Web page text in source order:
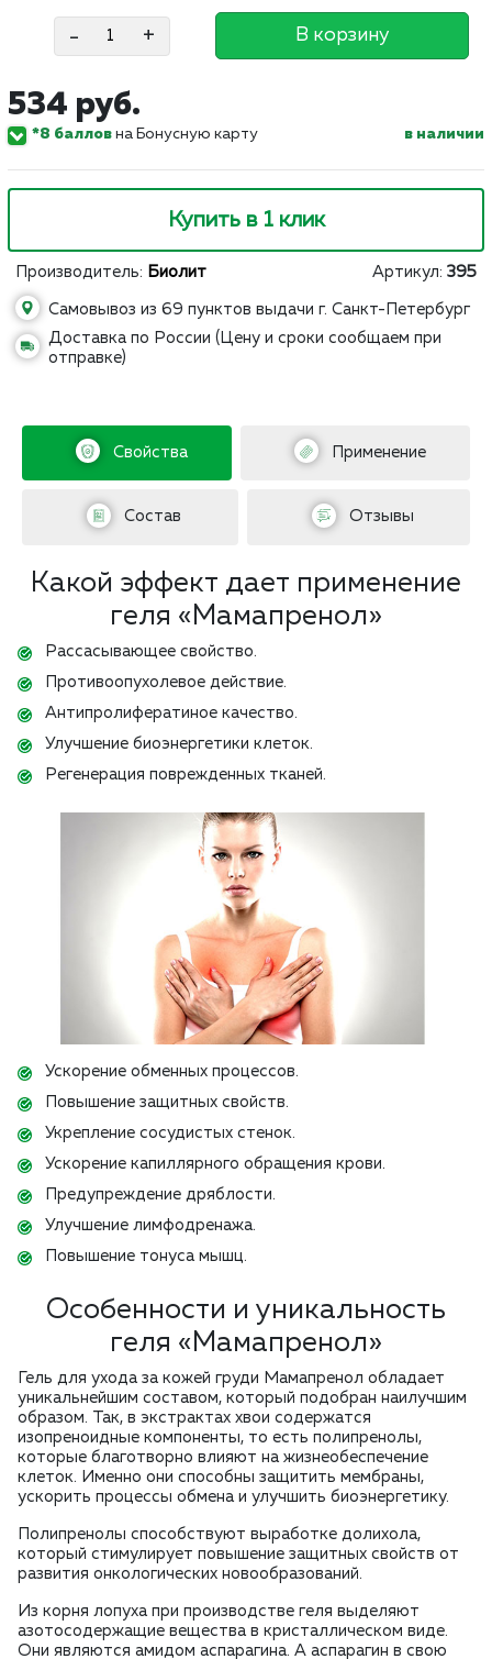
- + В корзину
534 руб.
*8 баллов на Бонусную карту в наличии
Купить в 1 клик
Производитель: Биолит Артикул: 395
Самовывоз из 69 пунктов выдачи г. Санкт-Петербург
Доставка по России (Цену и сроки сообщаем при
отправке)
Свойства Применение
Состав Отзывы
Какой эффект дает применение
геля «Мамапренол»
Рассасывающее свойство.
Противоопухолевое действие.
Антипролифератиное качество.
Улучшение биоэнергетики клеток.
Регенерация поврежденных тканей.
Ускорение обменных процессов.
Повышение защитных свойств.
Укрепление сосудистых стенок.
Ускорение капиллярного обращения крови.
Предупреждение дряблости.
Улучшение лимфодренажа.
Повышение тонуса мышц.
Особенности и уникальность
геля «Мамапренол»
Гель для ухода за кожей груди Мамапренол обладает
уникальнейшим составом, который подобран наилучшим
образом. Так, в экстрактах хвои содержатся
изопреноидные компоненты, то есть полипренолы,
которые благотворно влияют на жизнеобеспечение
клеток. Именно они способны защитить мембраны,
ускорить процессы обмена и улучшить биоэнергетику.
Полипренолы способствуют выработке долихола,
который стимулирует повышение защитных свойств от
развития онкологических новообразований.
Из корня лопуха при производстве геля выделяют
азотосодержащие вещества в кристаллическом виде.
Они являются амидом аспарагина. А аспарагин в свою